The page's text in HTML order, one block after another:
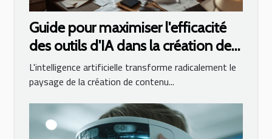
Guide pour maximiser l'efficacité
des outils d'IA dans la création de
contenus professionnels
L'intelligence artificielle transforme radicalement le
paysage de la création de contenu...